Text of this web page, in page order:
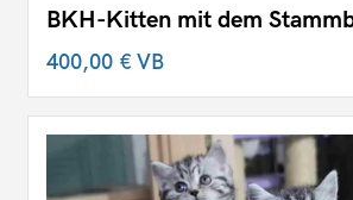
BKH-Kitten mit dem
400,00 €VB